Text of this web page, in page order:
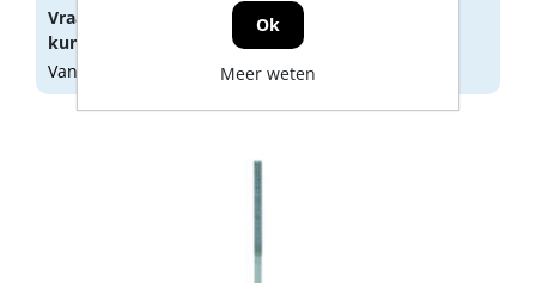
Vraag een
aan oflog in
kunnen zien.
Vandaag besteld, morgen geleverd
Ok
Meer weten